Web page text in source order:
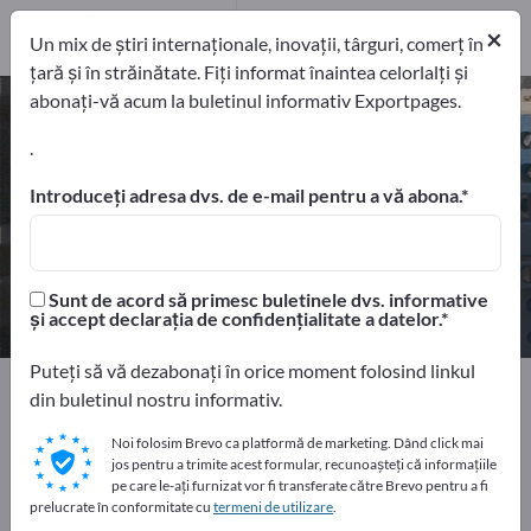
Instalaţii de semaforizare – găsiți
producători și furnizori
exportatori Producători
1
Home Electrotehnică
Lămpi şi iluminări
Lumini de semnalizare
Instalaţii de semaforizare
Faceți publicitate gratuit pe
Exportpages!
×
Un mix de știri internaționale, inovații, târguri, comerț în
țară și în străinătate. Fiți informat înaintea celorlalți și
abonați-vă acum la buletinul informativ Exportpages.
.
Introduceți adresa dvs. de e-mail pentru a vă abona.
Sunt de acord să primesc buletinele dvs. informative
și accept declarația de confidențialitate a datelor.
Puteți să vă dezabonați în orice moment folosind linkul
din buletinul nostru informativ.
Noi folosim Brevo ca platformă de marketing. Dând click mai
jos pentru a trimite acest formular, recunoașteți că informațiile
pe care le-ați furnizat vor fi transferate către Brevo pentru a fi
prelucrate în conformitate cu termeni de utilizare.